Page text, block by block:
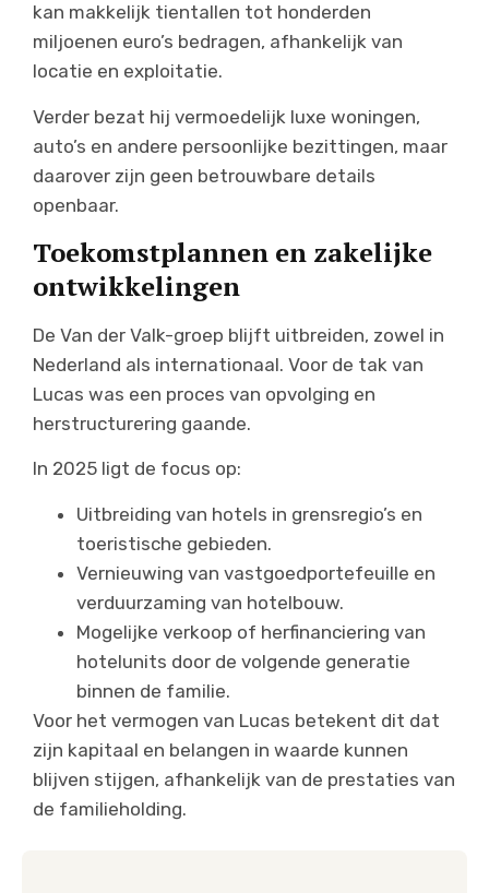
kan makkelijk tientallen tot honderden
miljoenen euro’s bedragen, afhankelijk van
locatie en exploitatie.
Verder bezat hij vermoedelijk luxe woningen,
auto’s en andere persoonlijke bezittingen, maar
daarover zijn geen betrouwbare details
openbaar.
Toekomstplannen en zakelijke
ontwikkelingen
De Van der Valk-groep blijft uitbreiden, zowel in
Nederland als internationaal. Voor de tak van
Lucas was een proces van opvolging en
herstructurering gaande.
In 2025 ligt de focus op:
Uitbreiding van hotels in grensregio’s en
toeristische gebieden.
Vernieuwing van vastgoedportefeuille en
verduurzaming van hotelbouw.
Mogelijke verkoop of herfinanciering van
hotelunits door de volgende generatie
binnen de familie.
Voor het vermogen van Lucas betekent dit dat
zijn kapitaal en belangen in waarde kunnen
blijven stijgen, afhankelijk van de prestaties van
de familieholding.